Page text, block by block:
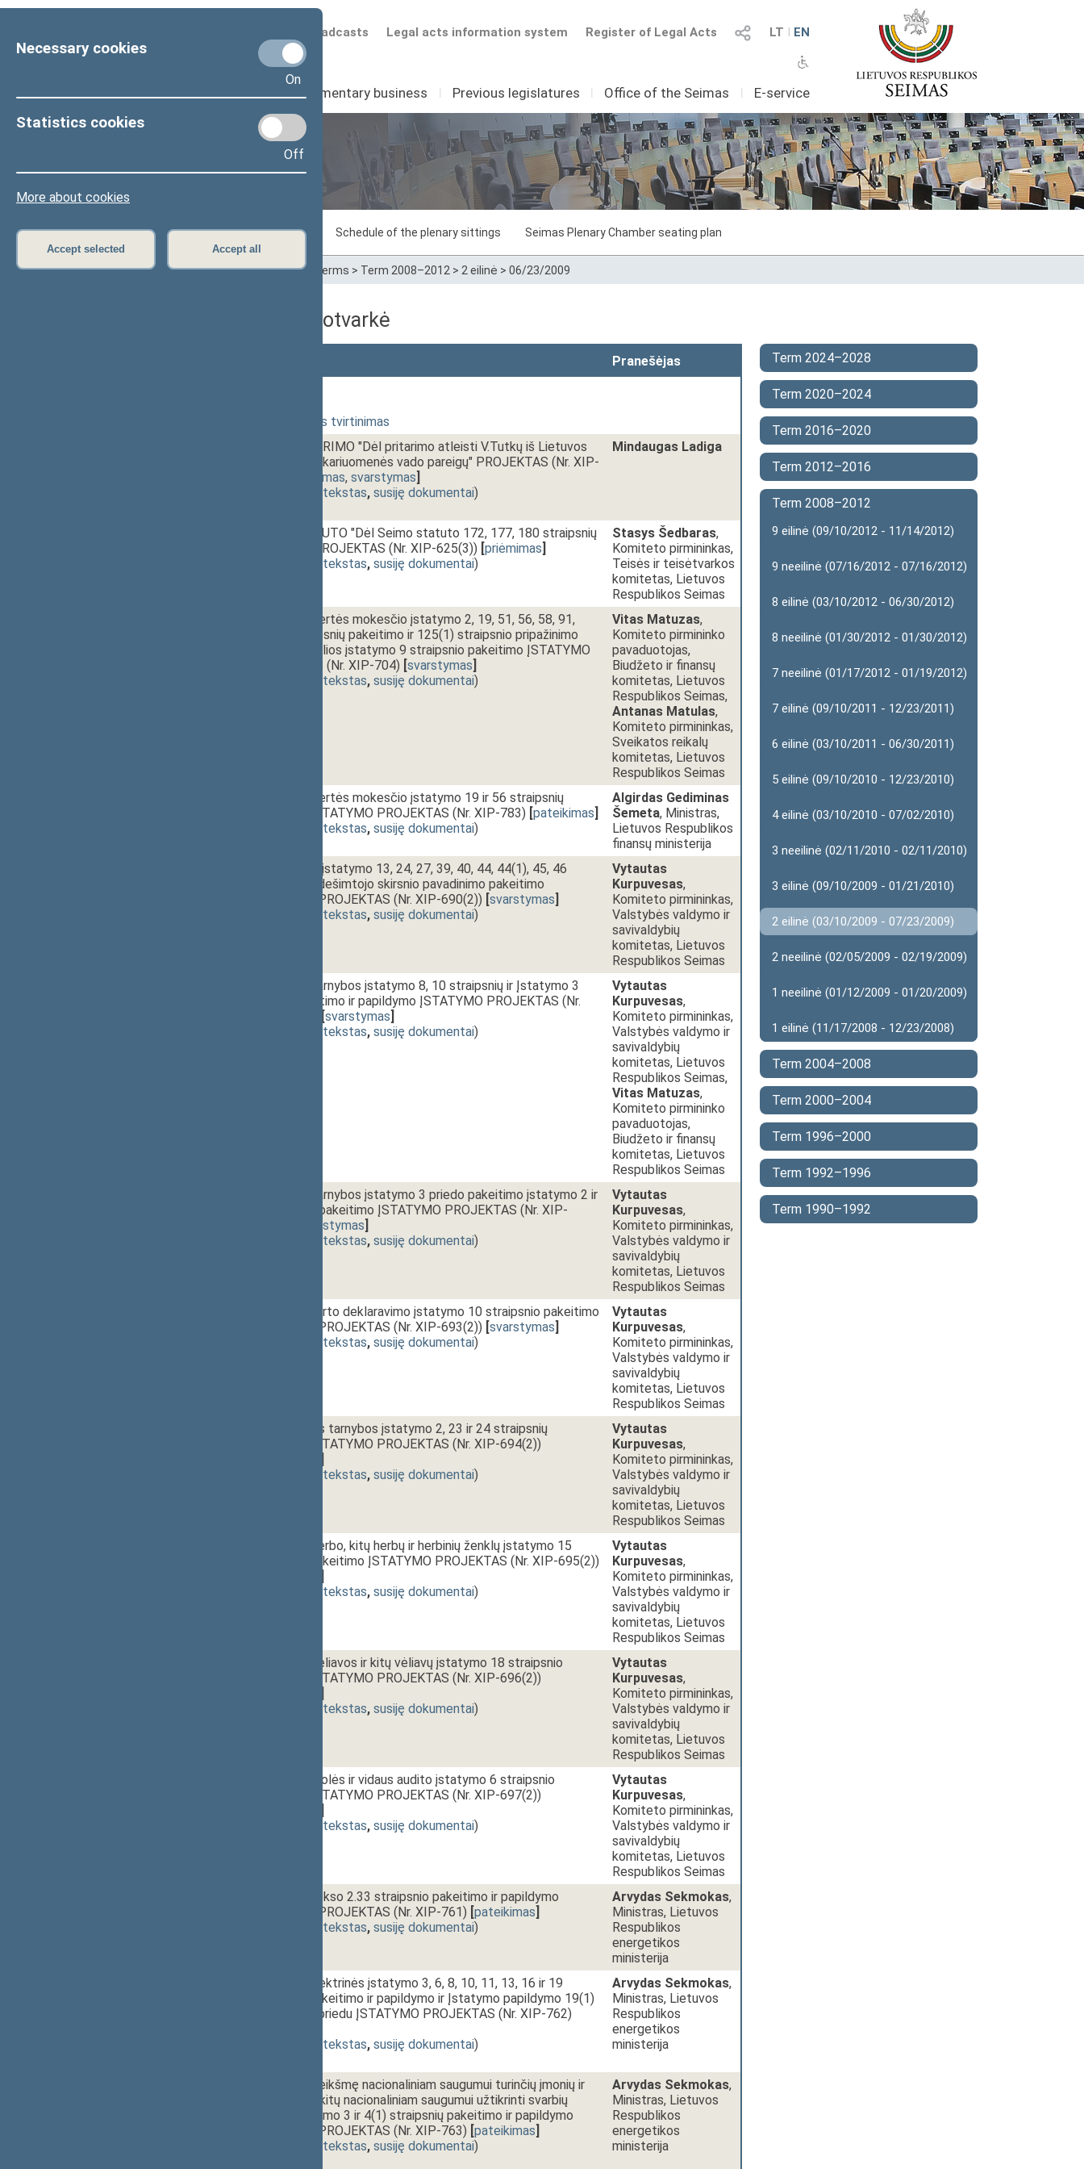
Necessary cookies
On
Statistics cookies
Off
More about cookies
Accept selected Accept all
LT I EN
Register of Legal Acts
Legal acts information system
Scheduled broadcasts
Seimas I Parliamentary business I Previous legislatures I Office of the Seimas I E-service
Sitting in progress Plenary sittings Schedule of the plenary sittings Seimas Plenary Chamber seating plan
Home>Plenary sittings>Parliamentary terms > Term 2008–2012 > 2 eilinė > 06/23/2009
06/23/2009 dienos darbotvarkė
Pranešėjas
Darbotvarkės tvirtinimas
Seimo NUTARIMO "Dėl pritarimo atleisti V.Tutkų iš Lietuvos
Respublikos kariuomenės vado pareigų" PROJEKTAS (Nr. XIP-
pateikimas, svarstymas]
dokumento tekstas, susiję dokumentai)
Mindaugas Ladiga
Seimo STATUTO "Dėl Seimo statuto 172, 177, 180 straipsnių
pakeitimo" PROJEKTAS (Nr. XIP-625(3)) [priėmimas]
dokumento tekstas, susiję dokumentai)
Stasys Šedbaras,
Komiteto pirmininkas,
Teisės ir teisėtvarkos
komitetas, Lietuvos
Respublikos Seimas
Pridėtinės vertės mokesčio įstatymo 2, 19, 51, 56, 58, 91,
125(1) straipsnių pakeitimo ir 125(1) straipsnio pripažinimo
netekusiu galios įstatymo 9 straipsnio pakeitimo ĮSTATYMO
PROJEKTAS (Nr. XIP-704) [svarstymas]
dokumento tekstas, susiję dokumentai)
Vitas Matuzas,
Komiteto pirmininko
pavaduotojas,
Biudžeto ir finansų
komitetas, Lietuvos
Respublikos Seimas,
Antanas Matulas,
Komiteto pirmininkas,
Sveikatos reikalų
komitetas, Lietuvos
Respublikos Seimas
Pridėtinės vertės mokesčio įstatymo 19 ir 56 straipsnių
pakeitimo ĮSTATYMO PROJEKTAS (Nr. XIP-783) [pateikimas]
dokumento tekstas, susiję dokumentai)
Algirdas Gediminas
Šemeta, Ministras,
Lietuvos Respublikos
finansų ministerija
Vyriausybės įstatymo 13, 24, 27, 39, 40, 44, 44(1), 45, 46
straipsnių ir dešimtojo skirsnio pavadinimo pakeitimo
ĮSTATYMO PROJEKTAS (Nr. XIP-690(2)) [svarstymas]
dokumento tekstas, susiję dokumentai)
Vytautas
Kurpuvesas,
Komiteto pirmininkas,
Valstybės valdymo ir
savivaldybių
komitetas, Lietuvos
Respublikos Seimas
Valstybės tarnybos įstatymo 8, 10 straipsnių ir Įstatymo 3
priedo pakeitimo ir papildymo ĮSTATYMO PROJEKTAS (Nr.
[svarstymas]
dokumento tekstas, susiję dokumentai)
Vytautas
Kurpuvesas,
Komiteto pirmininkas,
Valstybės valdymo ir
savivaldybių
komitetas, Lietuvos
Respublikos Seimas,
Vitas Matuzas,
Komiteto pirmininko
pavaduotojas,
Biudžeto ir finansų
komitetas, Lietuvos
Respublikos Seimas
Valstybės tarnybos įstatymo 3 priedo pakeitimo įstatymo 2 ir
3 straipsnių pakeitimo ĮSTATYMO PROJEKTAS (Nr. XIP-
svarstymas]
dokumento tekstas, susiję dokumentai)
Vytautas
Kurpuvesas,
Komiteto pirmininkas,
Valstybės valdymo ir
savivaldybių
komitetas, Lietuvos
Respublikos Seimas
Gyventojų turto deklaravimo įstatymo 10 straipsnio pakeitimo
ĮSTATYMO PROJEKTAS (Nr. XIP-693(2)) [svarstymas]
dokumento tekstas, susiję dokumentai)
Vytautas
Kurpuvesas,
Komiteto pirmininkas,
Valstybės valdymo ir
savivaldybių
komitetas, Lietuvos
Respublikos Seimas
Diplomatinės tarnybos įstatymo 2, 23 ir 24 straipsnių
pakeitimo ĮSTATYMO PROJEKTAS (Nr. XIP-694(2))
dokumento tekstas, susiję dokumentai)
Vytautas
Kurpuvesas,
Komiteto pirmininkas,
Valstybės valdymo ir
savivaldybių
komitetas, Lietuvos
Respublikos Seimas
Valstybės herbo, kitų herbų ir herbinių ženklų įstatymo 15
straipsnio pakeitimo ĮSTATYMO PROJEKTAS (Nr. XIP-695(2))
dokumento tekstas, susiję dokumentai)
Vytautas
Kurpuvesas,
Komiteto pirmininkas,
Valstybės valdymo ir
savivaldybių
komitetas, Lietuvos
Respublikos Seimas
Valstybės vėliavos ir kitų vėliavų įstatymo 18 straipsnio
pakeitimo ĮSTATYMO PROJEKTAS (Nr. XIP-696(2))
dokumento tekstas, susiję dokumentai)
Vytautas
Kurpuvesas,
Komiteto pirmininkas,
Valstybės valdymo ir
savivaldybių
komitetas, Lietuvos
Respublikos Seimas
Vidaus kontrolės ir vidaus audito įstatymo 6 straipsnio
pakeitimo ĮSTATYMO PROJEKTAS (Nr. XIP-697(2))
dokumento tekstas, susiję dokumentai)
Vytautas
Kurpuvesas,
Komiteto pirmininkas,
Valstybės valdymo ir
savivaldybių
komitetas, Lietuvos
Respublikos Seimas
Civilinio kodekso 2.33 straipsnio pakeitimo ir papildymo
ĮSTATYMO PROJEKTAS (Nr. XIP-761) [pateikimas]
dokumento tekstas, susiję dokumentai)
Arvydas Sekmokas,
Ministras, Lietuvos
Respublikos
energetikos
ministerija
Atominės elektrinės įstatymo 3, 6, 8, 10, 11, 13, 16 ir 19
straipsnių pakeitimo ir papildymo ir Įstatymo papildymo 19(1)
straipsniu ir priedu ĮSTATYMO PROJEKTAS (Nr. XIP-762)
dokumento tekstas, susiję dokumentai)
Arvydas Sekmokas,
Ministras, Lietuvos
Respublikos
energetikos
ministerija
Strateginę reikšmę nacionaliniam saugumui turinčių įmonių ir
įrenginių bei kitų nacionaliniam saugumui užtikrinti svarbių
įmonių įstatymo 3 ir 4(1) straipsnių pakeitimo ir papildymo
ĮSTATYMO PROJEKTAS (Nr. XIP-763) [pateikimas]
dokumento tekstas, susiję dokumentai)
Arvydas Sekmokas,
Ministras, Lietuvos
Respublikos
energetikos
ministerija
Term 2024–2028
Term 2020–2024
Term 2016–2020
Term 2012–2016
Term 2008–2012
9 eilinė (09/10/2012 - 11/14/2012)
9 neeilinė (07/16/2012 - 07/16/2012)
8 eilinė (03/10/2012 - 06/30/2012)
8 neeilinė (01/30/2012 - 01/30/2012)
7 neeilinė (01/17/2012 - 01/19/2012)
7 eilinė (09/10/2011 - 12/23/2011)
6 eilinė (03/10/2011 - 06/30/2011)
5 eilinė (09/10/2010 - 12/23/2010)
4 eilinė (03/10/2010 - 07/02/2010)
3 neeilinė (02/11/2010 - 02/11/2010)
3 eilinė (09/10/2009 - 01/21/2010)
2 eilinė (03/10/2009 - 07/23/2009)
2 neeilinė (02/05/2009 - 02/19/2009)
1 neeilinė (01/12/2009 - 01/20/2009)
1 eilinė (11/17/2008 - 12/23/2008)
Term 2004–2008
Term 2000–2004
Term 1996–2000
Term 1992–1996
Term 1990–1992